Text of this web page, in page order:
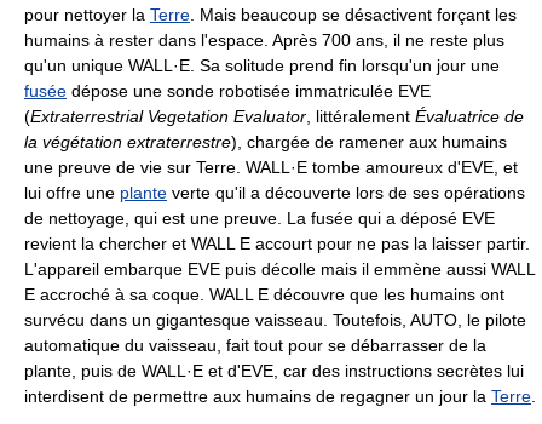
pour nettoyer la Terre . Mais beaucoup se désactivent forçant les
humains à rester dans l'espace. Après 700 ans, il ne reste plus
qu'un unique WALL·E. Sa solitude prend fin lorsqu'un jour une
fusée dépose une sonde robotisée immatriculée EVE
(Extraterrestrial Vegetation Evaluator , littéralement Évaluatrice de
la végétation extraterrestre), chargée de ramener aux humains
une preuve de vie sur Terre. WALL·E tombe amoureux d'EVE, et
lui offre une plante verte qu'il a découverte lors de ses opérations
de nettoyage, qui est une preuve. La fusée qui a déposé EVE
revient la chercher et WALL E accourt pour ne pas la laisser partir.
L'appareil embarque EVE puis décolle mais il emmène aussi WALL
E accroché à sa coque. WALL E découvre que les humains ont
survécu dans un gigantesque vaisseau. Toutefois, AUTO, le pilote
automatique du vaisseau, fait tout pour se débarrasser de la
plante, puis de WALL·E et d'EVE, car des instructions secrètes lui
interdisent de permettre aux humains de regagner un jour la Terre